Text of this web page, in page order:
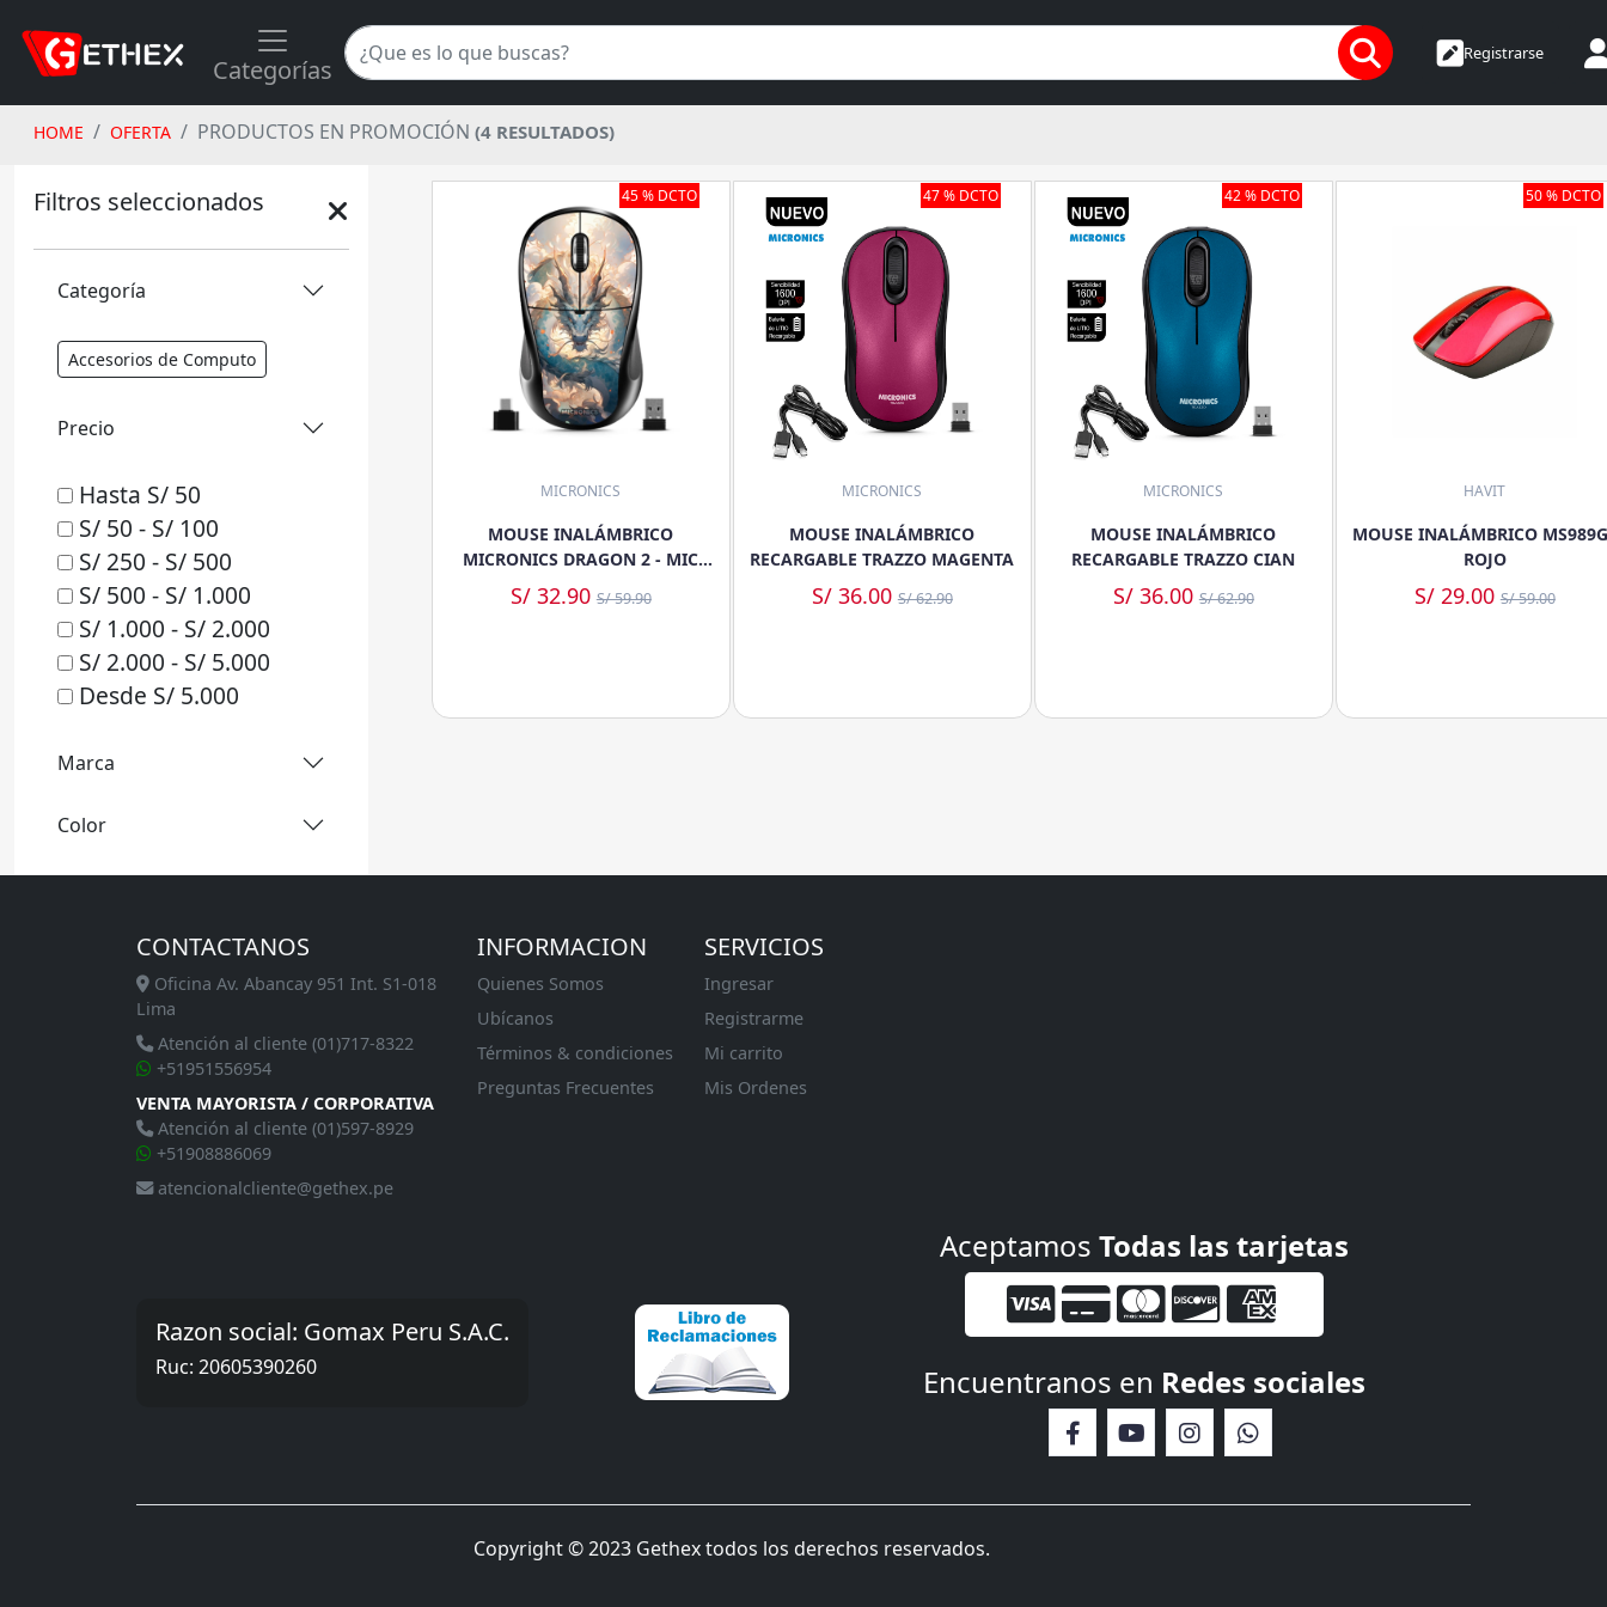
Categorías
Registrarse
HOME OFERTA PRODUCTOS EN PROMOCIÓN (4 RESULTADOS)
Filtros seleccionados
Categoría
Accesorios de Computo
Precio
Hasta S/ 50
S/ 50 - S/ 100
S/ 250 - S/ 500
S/ 500 - S/ 1.000
S/ 1.000 - S/ 2.000
S/ 2.000 - S/ 5.000
Desde S/ 5.000
Marca
Color
45 % DCTO
MICRONICS
MOUSE INALÁMBRICO
MICRONICS DRAGON 2 - MIC
M733-2M
S/ 32.90 S/ 59.90
47 % DCTO
MICRONICS
MOUSE INALÁMBRICO
RECARGABLE TRAZZO MAGENTA
S/ 36.00 S/ 62.90
42 % DCTO
MICRONICS
MOUSE INALÁMBRICO
RECARGABLE TRAZZO CIAN
S/ 36.00 S/ 62.90
50 % DCTO
HAVIT
MOUSE INALÁMBRICO
ROJO
S/ 29.00 S/ 59.00
CONTACTANOS
Oficina Av. Abancay 951 Int. S1-018
Lima
Atención al cliente (01)717-8322
+51951556954
VENTA MAYORISTA / CORPORATIVA
Atención al cliente (01)597-8929
+51908886069
atencionalcliente@gethex.pe
INFORMACION
Quienes Somos
Ubícanos
Términos & condiciones
Preguntas Frecuentes
SERVICIOS
Ingresar
Registrarme
Mi carrito
Mis Ordenes
Razon social: Gomax Peru S.A.C.
Ruc: 20605390260
Aceptamos Todas las tarjetas
Encuentranos en Redes sociales
Copyright © 2023 Gethex todos los derechos reservados.